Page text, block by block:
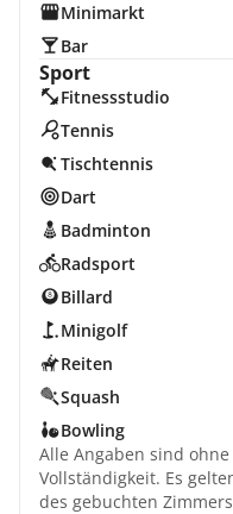
Minimarkt
Bar
Sport
Fitnessstudio
Tennis
Tischtennis
Dart
Badminton
Radsport
Billard
Minigolf
Reiten
Squash
Bowling
Alle Angaben sind
Vollständigkeit. Es
des gebuchten